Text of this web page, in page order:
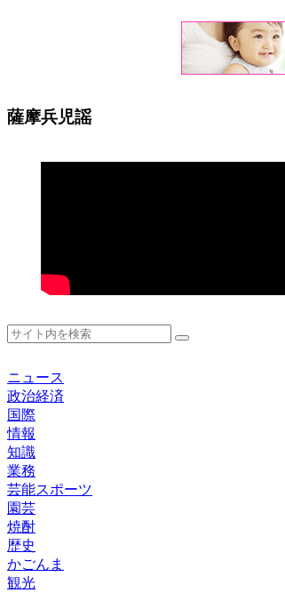
薩摩兵児謡
ニュース
政治経済
国際
情報
知識
業務
芸能スポーツ
園芸
焼酎
歴史
かごんま
観光